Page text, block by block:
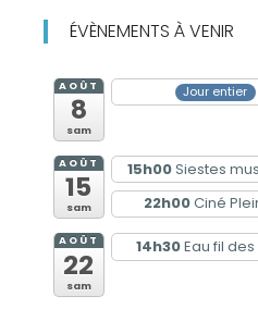
ÉVÈNEMENTS À VENIR
AOÛT
8
sam
Jour entier
AOÛT
15
sam
15h00Siestes
22h00Ciné
AOÛT
22
sam
14h30Eau fil